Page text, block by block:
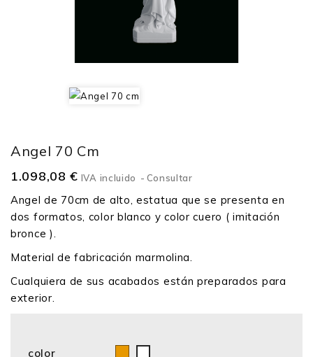
Angel 70 Cm
1.098,08 € IVA incluido Consultar
Angel de 70cm de alto, estatua que se presenta en
dos formatos, color blanco y color cuero ( imitación
bronce ).
Material de fabricación marmolina.
Cualquiera de sus acabados están preparados para
exterior.
color